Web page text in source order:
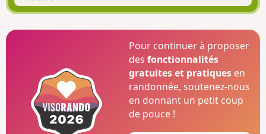
Pour continuer à proposer
desfonctionnalités
gratuites et pratiques en
randonnée, soutenez-nous
en donnant un petit coup
de pouce !